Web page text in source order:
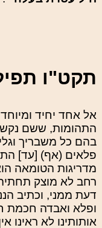
תקט"ו
אל אחד יחיד
התהומות, ששם
בהם כל משבריך
פלאים (אף) [עד]
מדריגות הטומאה
רחב לא מוצק
דעת ממני, וכתיב
ופלא ואבדה חכמת
אותותינו לא ראינו